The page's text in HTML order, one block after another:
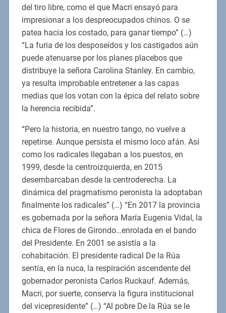
del tiro libre, como el que Macri ensayó para
impresionar a los despreocupados chinos. O se
patea hacia los costado, para ganar tiempo” (…)
“La furia de los desposeídos y los castigados aún
puede atenuarse por los planes placebos que
distribuye la señora Carolina Stanley. En cambio,
ya resulta improbable entretener a las capas
medias que los votan con la épica del relato sobre
la herencia recibida”.
“Pero la historia, en nuestro tango, no vuelve a
repetirse. Aunque persista el mismo loco afán. Así
como los radicales llegaban a los puestos, en
1999, desde la centroizquierda, en 2015
desembarcaban desde la centroderecha. La
dinámica del pragmatismo peronista la adoptaban
finalmente los radicales” (…) “En 2017 la provincia
es gobernada por la señora María Eugenia Vidal, la
chica de Flores de Girondo…enrolada en el bando
del Presidente. En 2001 se asistía a la
cohabitación. El presidente radical De la Rúa
sentía, en la nuca, la respiración ascendente del
gobernador peronista Carlos Ruckauf. Además,
Macri, por suerte, conserva la figura institucional
del vicepresidente” (…) “Al pobre De la Rúa se le